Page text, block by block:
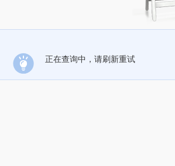
正在查询中，请刷新重试